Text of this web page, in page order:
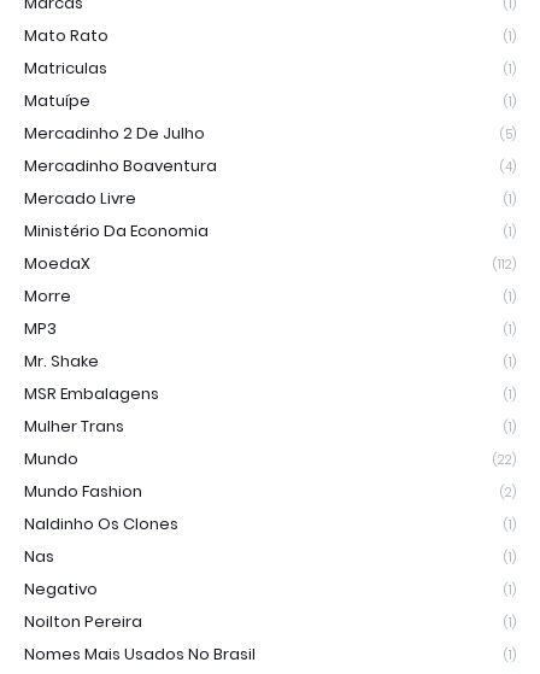
(1)
Mato Rato (1)
Matriculas (1)
Matuípe (1)
Mercadinho 2 De Julho (5)
Mercadinho Boaventura (4)
Mercado Livre (1)
Ministério Da Economia (1)
MoedaX (112)
Morre (1)
MP3 (1)
Mr. Shake (1)
MSR Embalagens (1)
Mulher Trans (1)
Mundo (22)
Mundo Fashion (2)
Naldinho Os Clones (1)
Nas (1)
Negativo (1)
Noilton Pereira (1)
Nomes Mais Usados No Brasil (1)